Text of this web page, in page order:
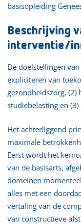
basisopleiding
Beschrijving
interventie/
De doelstellingen
expliciteren van
gezondheidszorg,
studiebelasting en
Het achterliggend
maximale
Eerst wordt het
van de basisarts,
domeinen
alles met een
vertaling van de
van constructieve